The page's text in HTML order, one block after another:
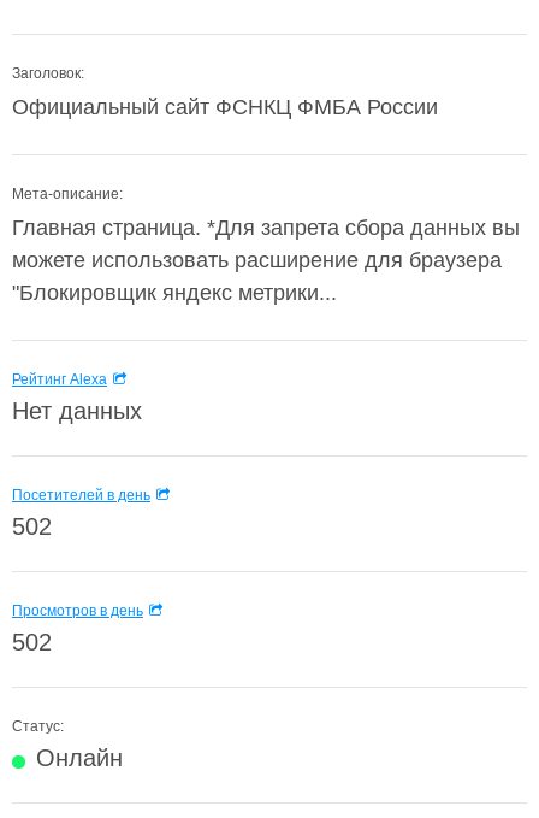
Заголовок:
Официальный сайт ФСНКЦ ФМБА России
Мета-описание:
Главная страница. *Для запрета сбора данных вы
можете использовать расширение для браузера
"Блокировщик яндекс метрики...
Рейтинг Alexa
Нет данных
Посетителей в день
502
Просмотров в день
502
Статус:
Онлайн